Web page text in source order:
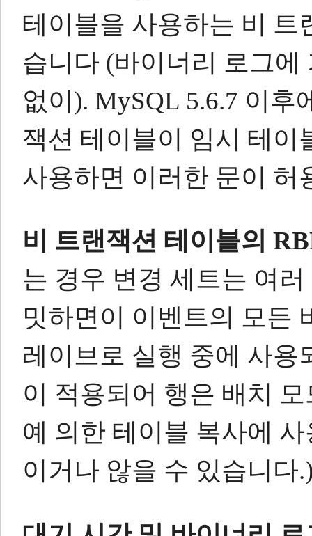
테이블을 사용하는 비
습니다 (바이너리 로그
없이). MySQL 5.6.7 이후
잭션 테이블이 임시 테이
사용하면 이러한 문이 허
비 트랜잭션 테이블의
는 경우 변경 세트는 여
밋하면이 이벤트의 모든
레이브로 실행 중에 사용
이 적용되어 행은 배치
예 의한 테이블 복사에
이거나 않을 수 있습니다